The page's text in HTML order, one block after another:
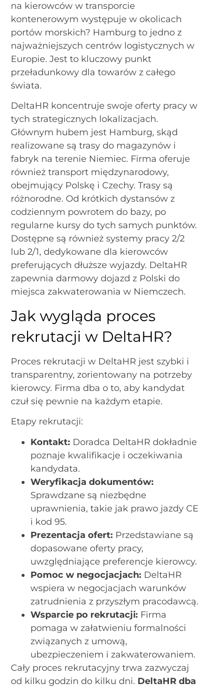
na kierowców w transporcie
kontenerowym występuje w okolicach
portów morskich? Hamburg to jedno z
najważniejszych centrów logistycznych w
Europie. Jest to kluczowy punkt
przeładunkowy dla towarów z całego
świata.
DeltaHR koncentruje swoje oferty pracy w
tych strategicznych lokalizacjach.
Głównym hubem jest Hamburg, skąd
realizowane są trasy do magazynów i
fabryk na terenie Niemiec. Firma oferuje
również transport międzynarodowy,
obejmujący Polskę i Czechy. Trasy są
różnorodne. Od krótkich dystansów z
codziennym powrotem do bazy, po
regularne kursy do tych samych punktów.
Dostępne są również systemy pracy 2/2
lub 2/1, dedykowane dla kierowców
preferujących dłuższe wyjazdy. DeltaHR
zapewnia darmowy dojazd z Polski do
miejsca zakwaterowania w Niemczech.
Jak wygląda proces
rekrutacji w DeltaHR?
Proces rekrutacji w DeltaHR jest szybki i
transparentny, zorientowany na potrzeby
kierowcy. Firma dba o to, aby kandydat
czuł się pewnie na każdym etapie.
Etapy rekrutacji:
Kontakt: Doradca DeltaHR dokładnie
poznaje kwalifikacje i oczekiwania
kandydata.
Weryfikacja dokumentów:
Sprawdzane są niezbędne
uprawnienia, takie jak prawo jazdy CE
i kod 95.
Prezentacja ofert: Przedstawiane są
dopasowane oferty pracy,
uwzględniające preferencje kierowcy.
Pomoc w negocjacjach: DeltaHR
wspiera w negocjacjach warunków
zatrudnienia z przyszłym pracodawcą.
Wsparcie po rekrutacji: Firma
pomaga w załatwieniu formalności
związanych z umową,
ubezpieczeniem i zakwaterowaniem.
Cały proces rekrutacyjny trwa zazwyczaj
od kilku godzin do kilku dni. DeltaHR dba